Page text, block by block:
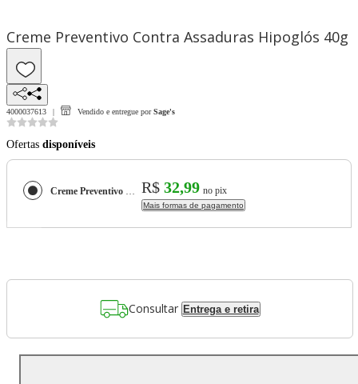
Creme Preventivo Contra Assaduras Hipoglós 40g
4000037613 Vendido e entregue por Sage's
Ofertas disponíveis
Creme Preventivo Contra Assaduras Hipoglós 40g R$ 32,99 no pix
Mais formas de pagamento
Consultar Entrega e retira